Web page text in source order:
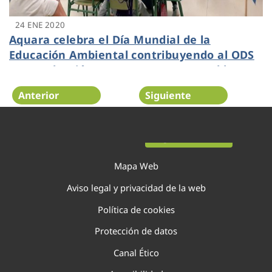
24 ENE 2020
Aquara celebra el Día Mundial de la
Educación Ambiental contribuyendo al ODS
12 “Producción y Consumo Responsables”
con Aqualogía
Anterior Siguiente
Mapa Web
Aviso legal y privacidad de la web
Política de cookies
Protección de datos
Canal Ético